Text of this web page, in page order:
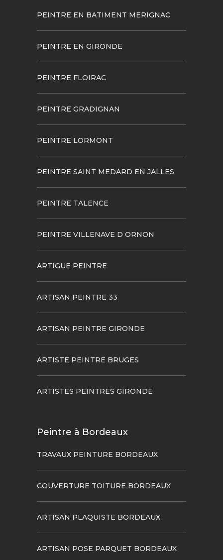
PEINTRE EN BATIMENT MERIGNAC
PEINTRE EN GIRONDE
PEINTRE FLOIRAC
PEINTRE GRADIGNAN
PEINTRE LORMONT
PEINTRE SAINT MEDARD EN JALLES
PEINTRE TALENCE
PEINTRE VILLENAVE D ORNON
ARTIGUE PEINTRE
ARTISAN PEINTRE 33
ARTISAN PEINTRE GIRONDE
ARTISTE PEINTRE BRUGES
ARTISTES PEINTRES GIRONDE
Peintre à Bordeaux
TRAVAUX PEINTURE BORDEAUX
COUVERTURE TOITURE BORDEAUX
ARTISAN PLAQUISTE BORDEAUX
ARTISAN POSE PARQUET BORDEAUX